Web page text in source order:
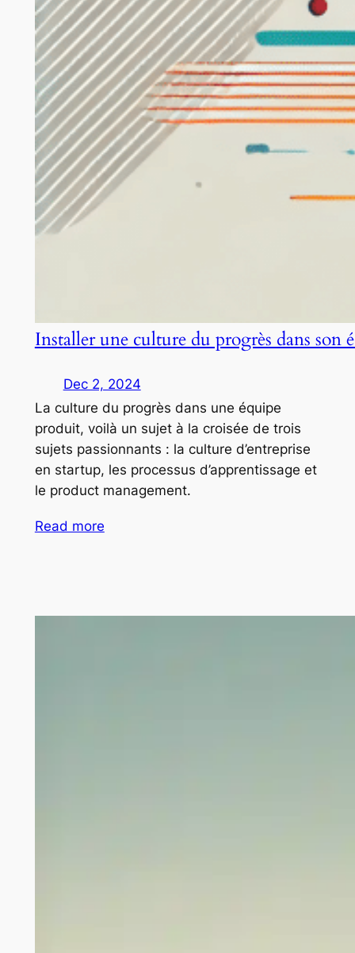
Installer une culture du progrès dans son
Dec 2, 2024
La culture du progrès dans une équipe
produit, voilà un sujet à la croisée de trois
sujets passionnants : la culture d’entreprise
en startup, les processus d’apprentissage et
le product management.
Read more